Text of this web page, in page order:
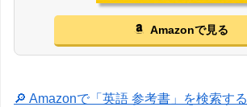
Amazonで見る
🔎 Amazonで「英語 参考書」を検索する